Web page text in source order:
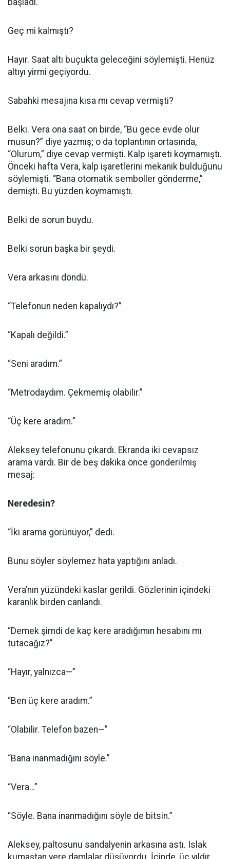
Geç mi kalmıştı?
Hayır. Saat altı buçukta geleceğini söylemişti. Henüz
altıyı yirmi geçiyordu.
Sabahki mesajına kısa mı cevap vermişti?
Belki. Vera ona saat on birde, “Bu gece evde olur
musun?” diye yazmış; o da toplantının ortasında,
“Olurum,” diye cevap vermişti. Kalp işareti koymamıştı.
Önceki hafta Vera, kalp işaretlerini mekanik bulduğunu
söylemişti. “Bana otomatik semboller gönderme,”
demişti. Bu yüzden koymamıştı.
Belki de sorun buydu.
Belki sorun başka bir şeydi.
Vera arkasını döndü.
“Telefonun neden kapalıydı?”
“Kapalı değildi.”
“Seni aradım.”
“Metrodaydım. Çekmemiş olabilir.”
“Üç kere aradım.”
Aleksey telefonunu çıkardı. Ekranda iki cevapsız
arama vardı. Bir de beş dakika önce gönderilmiş
mesaj:
Neredesin?
“İki arama görünüyor,” dedi.
Bunu söyler söylemez hata yaptığını anladı.
Vera’nın yüzündeki kaslar gerildi. Gözlerinin içindeki
karanlık birden canlandı.
“Demek şimdi de kaç kere aradığımın hesabını mı
tutacağız?”
“Hayır, yalnızca—”
“Ben üç kere aradım.”
“Olabilir. Telefon bazen—”
“Bana inanmadığını söyle.”
“Vera…”
“Söyle. Bana inanmadığını söyle de bitsin.”
Aleksey, paltosunu sandalyenin arkasına astı. Islak
kumaştan yere damlalar düşüyordu. İçinde, üç yıldır